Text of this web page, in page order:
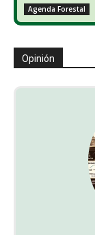
Agenda Forestal
Opinión